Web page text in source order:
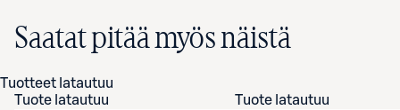
Saatat pitää myös näistä
Tuotteet latautuu
Tuote latautuu
Tuote latautuu